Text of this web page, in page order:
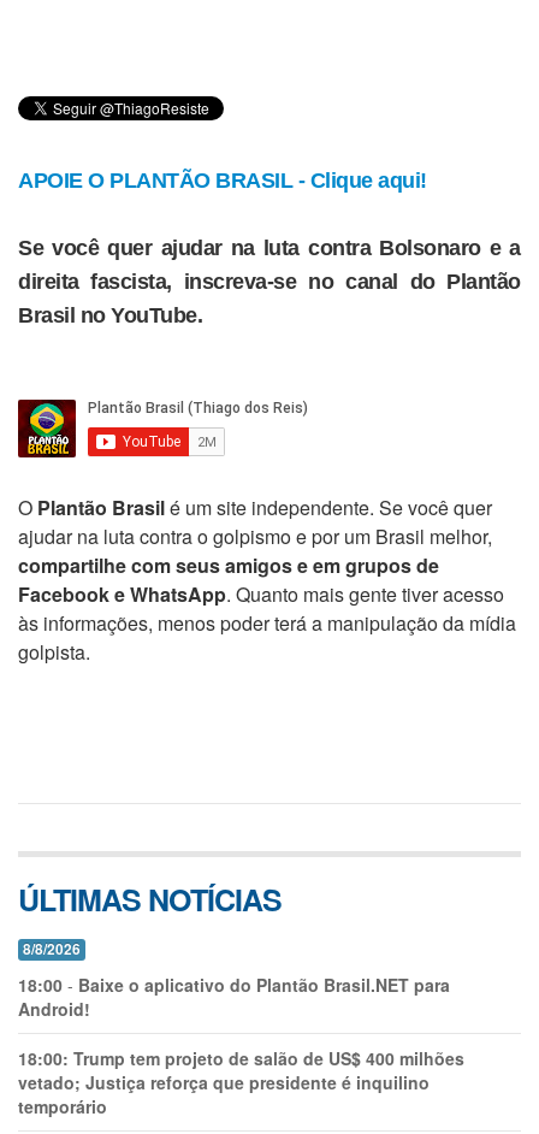
APOIE O PLANTÃO BRASIL - Clique aqui!
Se você quer ajudar na luta contra Bolsonaro e a
direita fascista, inscreva-se no canal do Plantão
Brasil no YouTube.
O Plantão Brasilé um site independente. Se você quer
ajudar na luta contra o golpismo e por um Brasil melhor,
compartilhe com seus amigos e em grupos de
Facebook e WhatsApp. Quanto mais gente tiver acesso
às informações, menos poder terá a manipulação da mídia
golpista.
ÚLTIMAS NOTÍCIAS
8/8/2026
18:00 - Baixe o aplicativo do Plantão Brasil.NET para
Android!
18:00: Trump tem projeto de salão de US$ 400 milhões
vetado; Justiça reforça que presidente é inquilino
temporário